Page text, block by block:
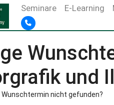
Seminare E-Learning
und
Wunschtermin nicht gefunden?